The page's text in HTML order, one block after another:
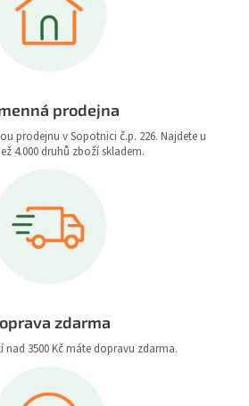
prodejna
prodejnu v Sopotnici č.p. 226. Najdete u
4.000 druhů zboží skladem.
zdarma
nad 3500 Kč máte dopravu zdarma.